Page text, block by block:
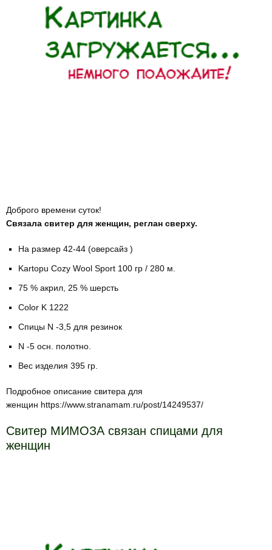
Доброго времени суток!
Связала свитер для женщин, реглан сверху.
На размер 42-44 (оверсайз )
Kartopu Cozy Wool Sport 100 гр / 280 м.
75 % акрил, 25 % шерсть
Color K 1222
Спицы N -3,5 для резинок
N -5 осн. полотно.
Вес изделия 395 гр.
Подробное описание свитера для
женщин https://www.stranamam.ru/post/14249537/
Свитер МИМОЗА связан спицами для
женщин